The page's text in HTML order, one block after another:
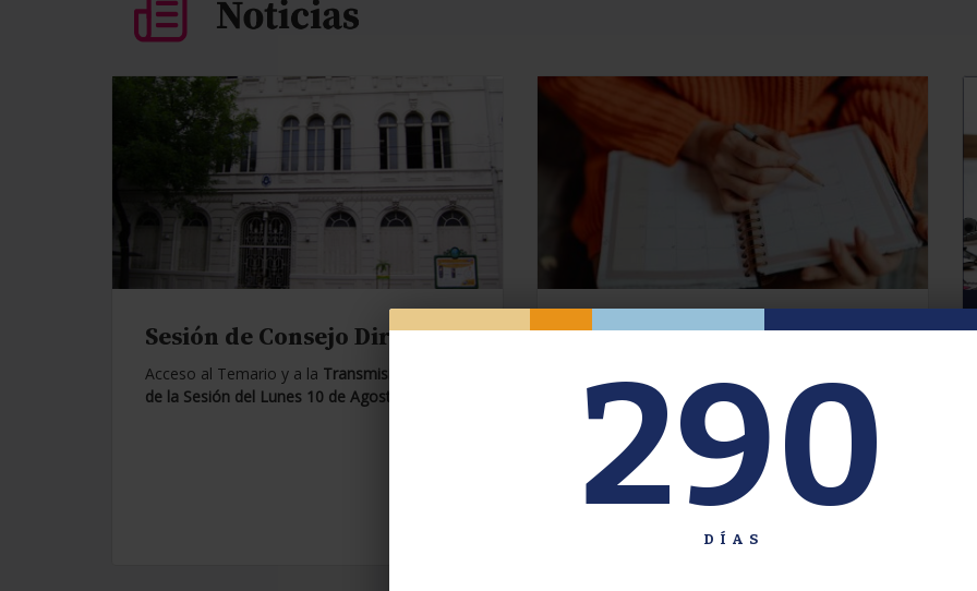
290
DÍAS
Sesión de Consejo Directivo.
Acceso al Temario y a la Transmisión en Vivo
de la Sesión del Lunes 10 de Agosto de 2026.
Oferta de Grado. Segundo
Inscripción del 30 de julio al 4 de agosto a
través del Sistema Académico